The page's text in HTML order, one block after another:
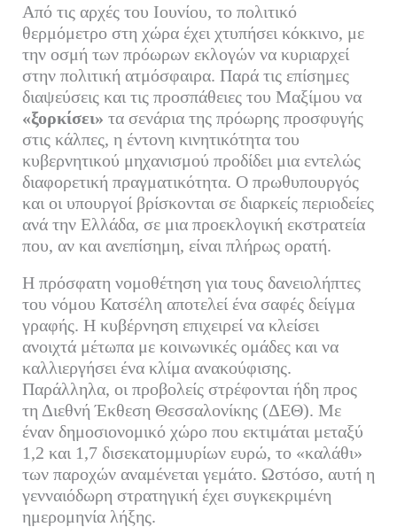
Από τις αρχές του Ιουνίου, το πολιτικό
θερμόμετρο στη χώρα έχει χτυπήσει κόκκινο, με
την οσμή των πρόωρων εκλογών να κυριαρχεί
στην πολιτική ατμόσφαιρα. Παρά τις επίσημες
διαψεύσεις και τις προσπάθειες του Μαξίμου να
«ξορκίσει» τα σενάρια της πρόωρης προσφυγής
στις κάλπες, η έντονη κινητικότητα του
κυβερνητικού μηχανισμού προδίδει μια εντελώς
διαφορετική πραγματικότητα. Ο πρωθυπουργός
και οι υπουργοί βρίσκονται σε διαρκείς περιοδείες
ανά την Ελλάδα, σε μια προεκλογική εκστρατεία
που, αν και ανεπίσημη, είναι πλήρως ορατή.
Η πρόσφατη νομοθέτηση για τους δανειολήπτες
του νόμου Κατσέλη αποτελεί ένα σαφές δείγμα
γραφής. Η κυβέρνηση επιχειρεί να κλείσει
ανοιχτά μέτωπα με κοινωνικές ομάδες και να
καλλιεργήσει ένα κλίμα ανακούφισης.
Παράλληλα, οι προβολείς στρέφονται ήδη προς
τη Διεθνή Έκθεση Θεσσαλονίκης (ΔΕΘ). Με
έναν δημοσιονομικό χώρο που εκτιμάται μεταξύ
1,2 και 1,7 δισεκατομμυρίων ευρώ, το «καλάθι»
των παροχών αναμένεται γεμάτο. Ωστόσο, αυτή η
γενναιόδωρη στρατηγική έχει συγκεκριμένη
ημερομηνία λήξης.